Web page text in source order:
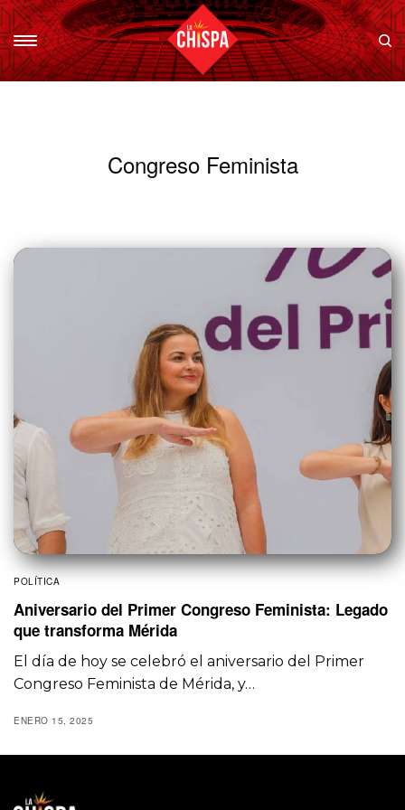
Congreso Feminista
POLÍTICA
Aniversario del Primer Congreso Feminista: Legado
que transforma Mérida
El día de hoy se celebró el aniversario del Primer
Congreso Feminista de Mérida, y…
ENERO 15, 2025